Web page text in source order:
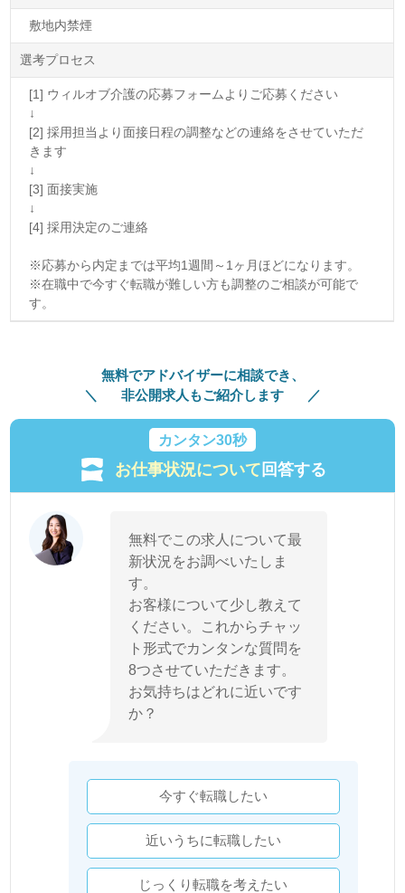
敷地内禁煙
選考プロセス
[1] ウィルオブ介護の応募フォームよりご応募ください
↓
[2] 採用担当より面接日程の調整などの連絡をさせていただ
きます
↓
[3] 面接実施
↓
[4] 採用決定のご連絡
※応募から内定までは平均1週間～1ヶ月ほどになります。
※在職中で今すぐ転職が難しい方も調整のご相談が可能で
す。
無料でアドバイザーに相談でき、
非公開求人もご紹介します
カンタン30秒
お仕事状況について回答する
無料でこの求人について最
新状況をお調べいたしま
す。
お客様について少し教えて
ください。これからチャッ
ト形式でカンタンな質問を
8つさせていただきます。
お気持ちはどれに近いです
か？
今すぐ転職したい
近いうちに転職したい
じっくり転職を考えたい